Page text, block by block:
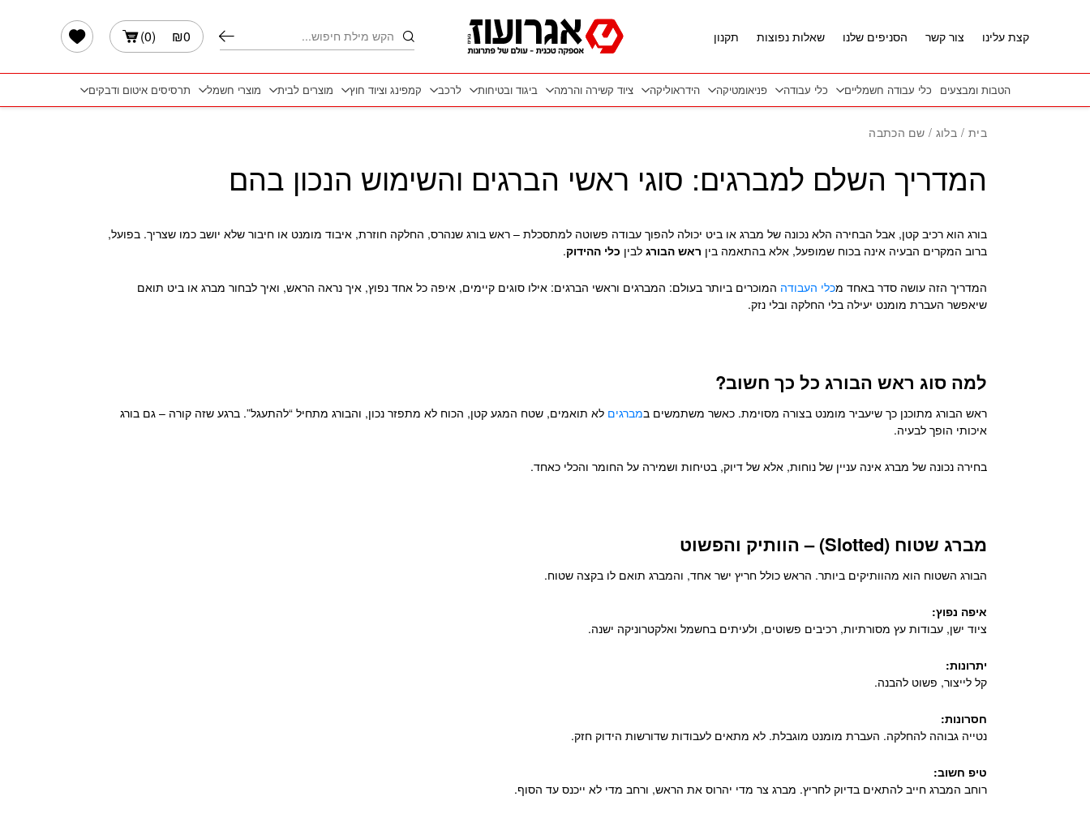
חיפוש
₪0
(
0
)
קצת עלינו
צור קשר הסניפים שלנו שאלות נפוצות תקנון
הטבות ומבצעים כלי עבודה חשמליים כלי עבודה פניאומטיקה הידראוליקה ציוד קשירה והרמה ביגוד ובטיחות לרכב קמפינג וציוד חוץ מוצרים לבית מוצרי חשמל תרסיסים איטום ודבקים
בית / בלוג / שם הכתבה
המדריך השלם למברגים: סוגי ראשי הברגים והשימוש הנכון בהם
בורג הוא רכיב קטן, אבל הבחירה הלא נכונה של מברג או ביט יכולה להפוך עבודה פשוטה למתסכלת – ראש בורג שנהרס, החלקה חוזרת, איבוד מומנט או חיבור שלא יושב כמו שצריך. בפועל,
ברוב המקרים הבעיה אינה בכוח שמופעל, אלא בהתאמה בין ראש הבורג לבין כלי ההידוק.
המדריך הזה עושה סדר באחד מכלי העבודה המוכרים ביותר בעולם: המברגים וראשי הברגים: אילו סוגים קיימים, איפה כל אחד נפוץ, איך נראה הראש, ואיך לבחור מברג או ביט תואם
שיאפשר העברת מומנט יעילה בלי החלקה ובלי נזק.
למה סוג ראש הבורג כל כך חשוב?
ראש הבורג מתוכנן כך שיעביר מומנט בצורה מסוימת. כאשר משתמשים במברגים לא תואמים, שטח המגע קטן, הכוח לא מתפזר נכון, והבורג מתחיל “להתעגל”. ברגע שזה קורה – גם בורג
איכותי הופך לבעיה.
בחירה נכונה של מברג אינה עניין של נוחות, אלא של דיוק, בטיחות ושמירה על החומר והכלי כאחד.
מברג שטוח (Slotted) – הוותיק והפשוט
הבורג השטוח הוא מהוותיקים ביותר. הראש כולל חריץ ישר אחד, והמברג תואם לו בקצה שטוח.
איפה נפוץ:
ציוד ישן, עבודות עץ מסורתיות, רכיבים פשוטים, ולעיתים בחשמל ואלקטרוניקה ישנה.
יתרונות:
קל לייצור, פשוט להבנה.
חסרונות:
נטייה גבוהה להחלקה. העברת מומנט מוגבלת. לא מתאים לעבודות שדורשות הידוק חזק.
טיפ חשוב:
רוחב המברג חייב להתאים בדיוק לחריץ. מברג צר מדי יהרוס את הראש, ורחב מדי לא ייכנס עד הסוף.